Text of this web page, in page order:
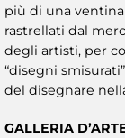
più di una
rastrellati dal
degli artisti, per
“disegni
del disegnare
GALLERIA